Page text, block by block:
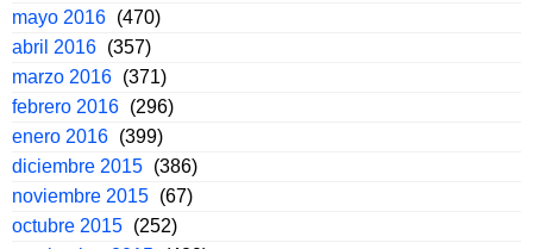
mayo 2016 (470)
abril 2016 (357)
marzo 2016 (371)
febrero 2016 (296)
enero 2016 (399)
diciembre 2015 (386)
noviembre 2015 (67)
octubre 2015 (252)